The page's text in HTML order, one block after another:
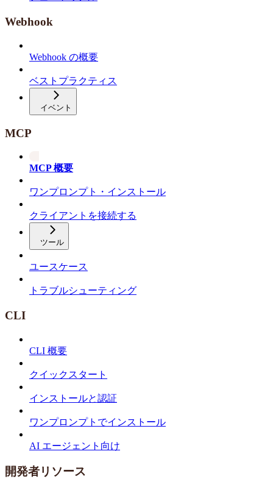
Webhook
Webhook の概要
ベストプラクティス
イベント
MCP
MCP 概要
ワンプロンプト・インストール
クライアントを接続する
ツール
ユースケース
トラブルシューティング
CLI
CLI 概要
クイックスタート
インストールと認証
ワンプロンプトでインストール
AI エージェント向け
開発者リソース